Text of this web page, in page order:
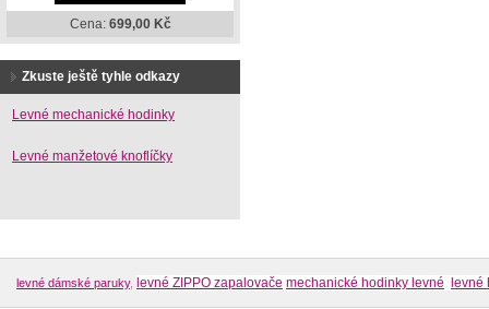
Cena: 699,00 Kč
Zkuste ještě tyhle odkazy
Levné mechanické hodinky
Levné manžetové knoflíčky
levné dámské paruky, levné ZIPPO zapalovače mechanické hodinky levné levné